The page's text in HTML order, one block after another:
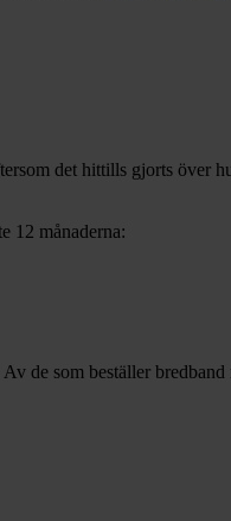
det hittills gjorts över
12 månaderna:
Av de som beställer